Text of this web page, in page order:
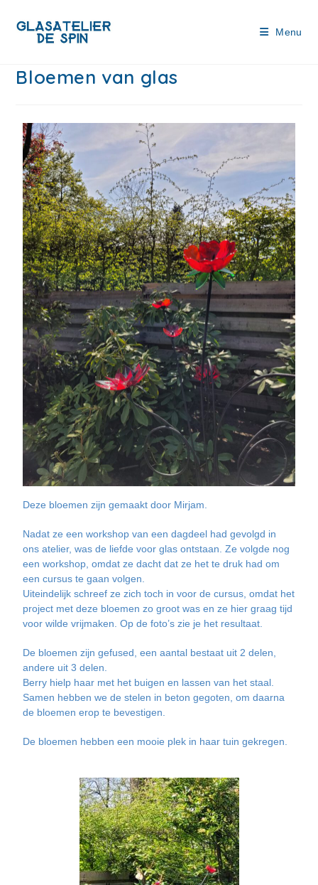
Menu
Bloemen van glas
Deze bloemen zijn gemaakt door Mirjam.
Nadat ze een workshop van een dagdeel had gevolgd in
ons atelier, was de liefde voor glas ontstaan. Ze volgde nog
een workshop, omdat ze dacht dat ze het te druk had om
een cursus te gaan volgen.
Uiteindelijk schreef ze zich toch in voor de cursus, omdat het
project met deze bloemen zo groot was en ze hier graag tijd
voor wilde vrijmaken. Op de foto’s zie je het resultaat.
De bloemen zijn gefused, een aantal bestaat uit 2 delen,
andere uit 3 delen.
Berry hielp haar met het buigen en lassen van het staal.
Samen hebben we de stelen in beton gegoten, om daarna
de bloemen erop te bevestigen.
De bloemen hebben een mooie plek in haar tuin gekregen.